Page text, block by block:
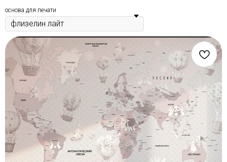
основа для печати